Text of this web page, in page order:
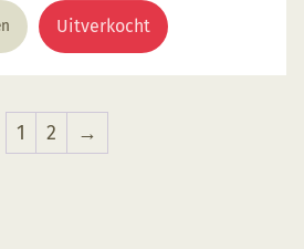
Uitverkocht
1 2 →